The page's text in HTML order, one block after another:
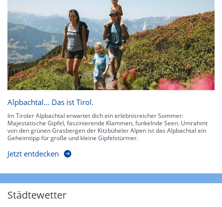
Alpbachtal… Das ist Tirol.
Im Tiroler Alpbachtal erwartet dich ein erlebnisreicher Sommer:
Majestätische Gipfel, faszinierende Klammen, funkelnde Seen. Umrahmt
von den grünen Grasbergen der Kitzbüheler Alpen ist das Alpbachtal ein
Geheimtipp für große und kleine Gipfelstürmer.
Jetzt entdecken
Städtewetter